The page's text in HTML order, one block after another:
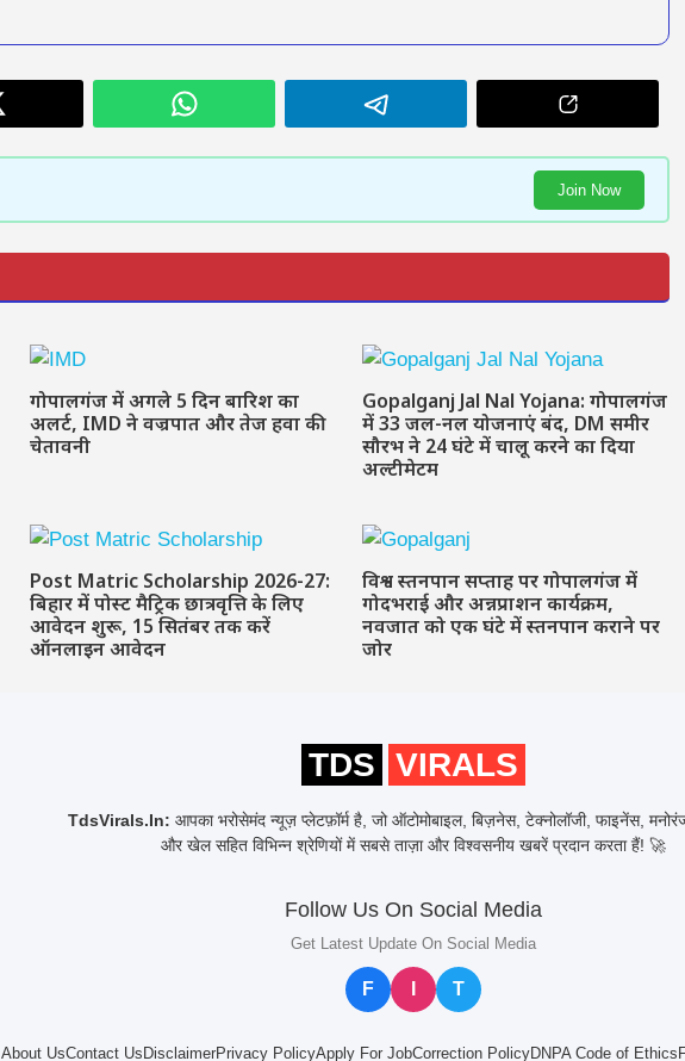
Join Now
गोपालगंज में अगले 5 दिन बारिश का
अलर्ट, IMD ने वज्रपात और तेज हवा की
चेतावनी
Gopalganj Jal Nal Yojana: गोपालगंज
में 33 जल-नल योजनाएं बंद, DM समीर
सौरभ ने 24 घंटे में चालू करने का दिया
अल्टीमेटम
Post Matric Scholarship 2026-27:
बिहार में पोस्ट मैट्रिक छात्रवृत्ति के लिए
आवेदन शुरू, 15 सितंबर तक करें
ऑनलाइन आवेदन
विश्व स्तनपान सप्ताह पर गोपालगंज में
गोदभराई और अन्नप्राशन कार्यक्रम,
नवजात को एक घंटे में स्तनपान कराने पर
जोर
TDS VIRALS
TdsVirals.In: आपका भरोसेमंद न्यूज़ प्लेटफ़ॉर्म है, जो ऑटोमोबाइल, बिज़नेस, टेक्नोलॉजी, फाइनेंस,
और खेल सहित विभिन्न श्रेणियों में सबसे ताज़ा और विश्वसनीय खबरें प्रदान करता हैं! 🚀
Follow Us On Social Media
Get Latest Update On Social Media
F T
About UsContact UsDisclaimerPrivacy PolicyApply For JobCorrection PolicyDNPA Code of Ethics